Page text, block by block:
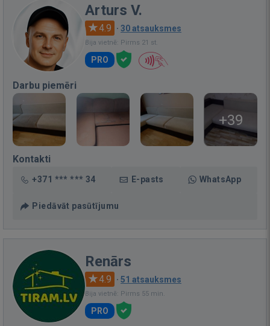
Arturs V.
4.9 · 30 atsauksmes
Bija vietnē: Pirms 21 st.
PRO
Darbu piemēri
+39
Kontakti
+371 *** *** 34 E-pasts WhatsApp
Piedāvāt pasūtījumu
Renārs
4.9 · 51 atsauksmes
Bija vietnē: Pirms 55 min.
PRO